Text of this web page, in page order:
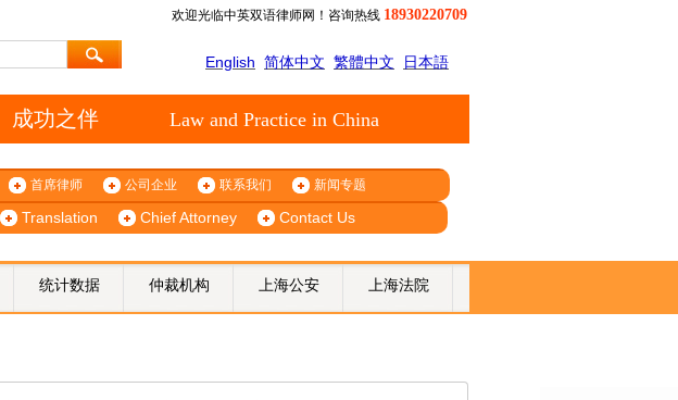
欢迎光临中英双语律师网！咨询热线 18930220709
English 简体中文 繁體中文 日本語
成功之伴 Law and Practice in China
首席律师 公司企业 联系我们 新闻专题
Translation Chief Attorney Contact Us
统计数据 仲裁机构 上海公安 上海法院